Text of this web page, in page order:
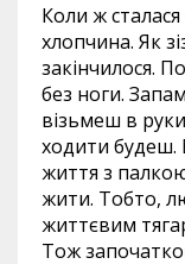
Коли ж
хлопчина. Як
закінчилося.
без ноги.
візьмеш в
ходити будеш.
життя з
жити. Тобто,
життєвим
Тож